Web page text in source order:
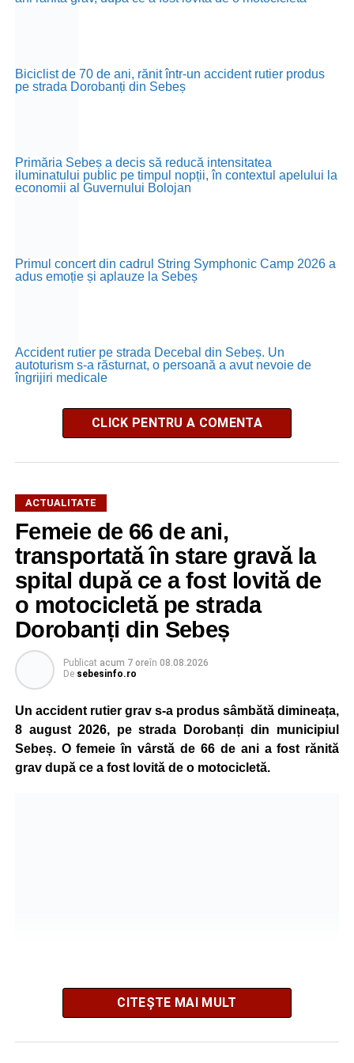
Biciclist de 70 de ani, rănit într-un accident rutier produs
pe strada Dorobanți din Sebeș
Primăria Sebeș a decis să reducă intensitatea
iluminatului public pe timpul nopții, în contextul apelului la
economii al Guvernului Bolojan
Primul concert din cadrul String Symphonic Camp 2026 a
adus emoție și aplauze la Sebeș
Accident rutier pe strada Decebal din Sebeș. Un
autoturism s-a răsturnat, o persoană a avut nevoie de
îngrijiri medicale
CLICK PENTRU A COMENTA
ACTUALITATE
Femeie de 66 de ani,
transportată în stare gravă la
spital după ce a fost lovită de
o motocicletă pe strada
Dorobanți din Sebeș
Publicat acum 7 oreîn 08.08.2026
De sebesinfo.ro
Un accident rutier grav s-a produs sâmbătă dimineața,
8 august 2026, pe strada Dorobanți din municipiul
Sebeș. O femeie în vârstă de 66 de ani a fost rănită
grav după ce a fost lovită de o motocicletă.
CITEȘTE MAI MULT